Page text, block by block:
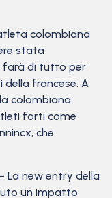
colombiana
stata
farà di tutto per
francese. A
colombiana
forti come
che
La new entry della
un impatto